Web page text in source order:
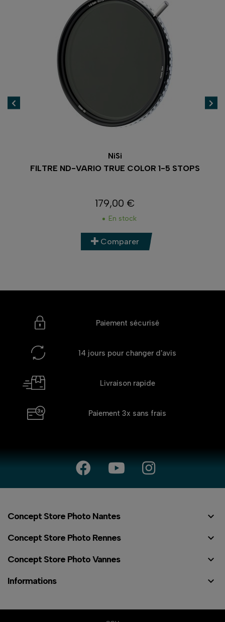
NiSi
FILTRE ND-VARIO TRUE COLOR 1-5 STOPS
Prix
179,00 €
En stock
Comparer
Paiement sécurisé
14 jours pour changer d'avis
Livraison rapide
Paiement 3x sans frais
Concept Store Photo Nantes 
Concept Store Photo Rennes 
Concept Store Photo Vannes 
Informations 